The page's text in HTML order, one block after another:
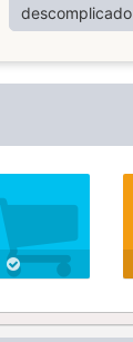
descomplicado